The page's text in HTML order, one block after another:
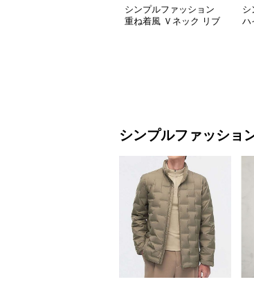
シンプルファッション
重ね着風 Ｖネック リブ
シ
ハ
シンプルファッショ